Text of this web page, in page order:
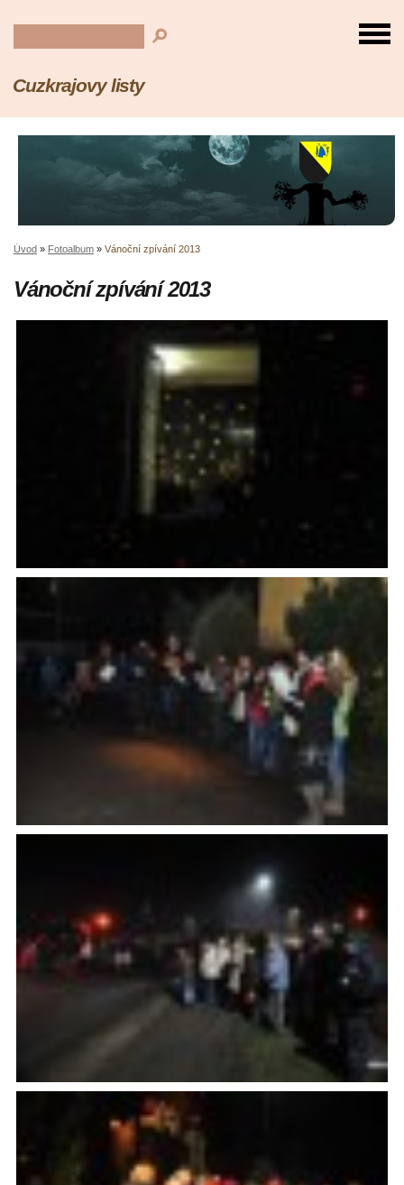
Cuzkrajovy listy
Úvod » Fotoalbum » Vánoční zpívání 2013
Vánoční zpívání 2013